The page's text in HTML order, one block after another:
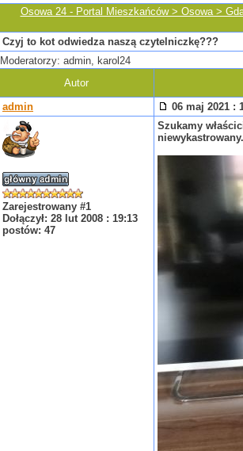
Osowa 24 - Portal Mieszkańców > Osowa >
Czyj to kot odwiedza naszą czytelniczkę???
Moderatorzy: admin, karol24
Autor
admin
06 maj 2021 :
Zarejestrowany #1
Dołączył: 28 lut 2008 : 19:13
postów: 47
Szukamy